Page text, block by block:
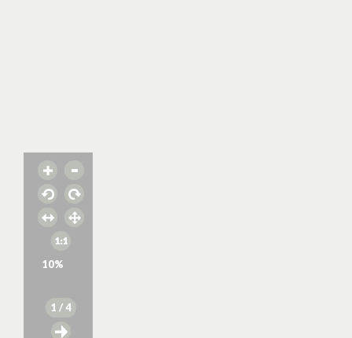
10%
1 / 4